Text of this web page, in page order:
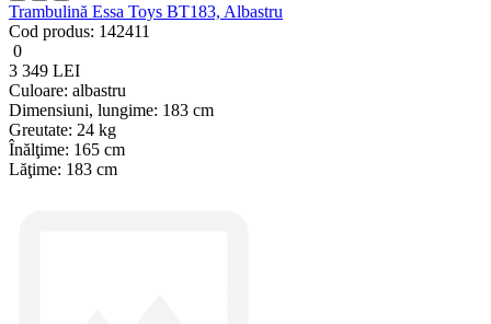
Trambulină Essa Toys BT183, Albastru
Cod produs: 142411
0
3 349 LEI
Culoare: albastru
Dimensiuni, lungime: 183 cm
Greutate: 24 kg
Înălţime: 165 cm
Lăţime: 183 cm